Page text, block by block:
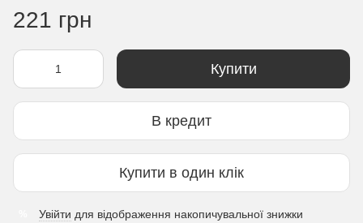
221 грн
Купити
В кредит
Купити в один клік
Увійти для відображення накопичувальної знижки